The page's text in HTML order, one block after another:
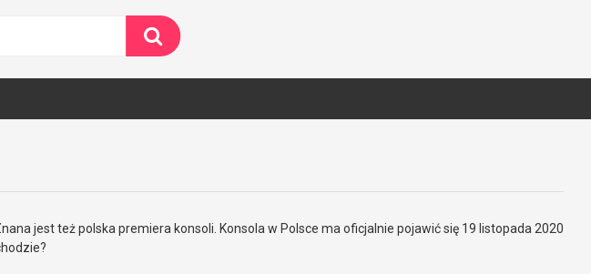
jest też polska premiera konsoli. Konsola w Polsce ma oficjalnie pojawić się 19 listopada 2020